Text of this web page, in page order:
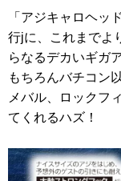
「アジキャロヘッ
行jに、これまでよ
らなるデカいギガ
もちろんバチコン
メバル、ロックフ
てくれるハズ！